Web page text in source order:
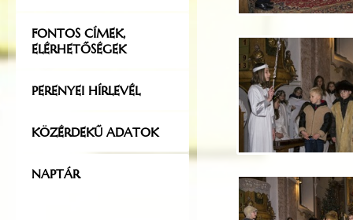
FONTOS CÍMEK,
ELÉRHETŐSÉGEK
PERENYEI HÍRLEVÉL
KÖZÉRDEKŰ ADATOK
NAPTÁR